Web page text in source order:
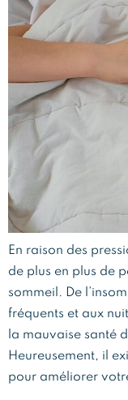
En raison des
de plus en plus de
sommeil. De
fréquents et aux
la mauvaise santé
Heureusement, il
pour améliorer